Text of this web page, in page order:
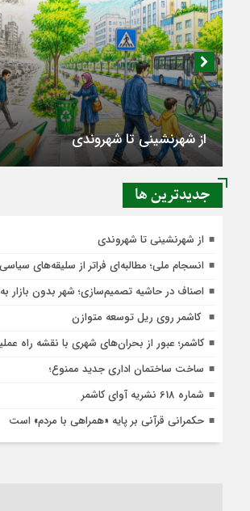
از شهرنشینی تا شهروندی
جديدترين ها
از شهرنشینی تا شهروندی
انسجام ملی؛ مطالبه‌ای فراتر از سلیقه‌های سیاسی
اصناف در حاشیه تصمیم‌سازی؛ شهر بدون بازار
کاشمر روی ریل توسعه متوازن
کاشمر؛ عبور از بحران‌های شهری با نقشه راه
ساخت ساختمان اداری جدید ممنوع؛
شماره 618 نشریه آوای کاشمر
حکمرانی قرآنی بر پایه «همراهی با مردم» است